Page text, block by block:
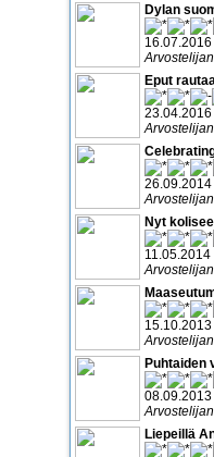
Dylan
16.07.2016
Eput
23.04.2016
26.09.2014
Nyt kolisee
11.05.2014
15.10.2013
Puhtaiden
08.09.2013
Liepeillä